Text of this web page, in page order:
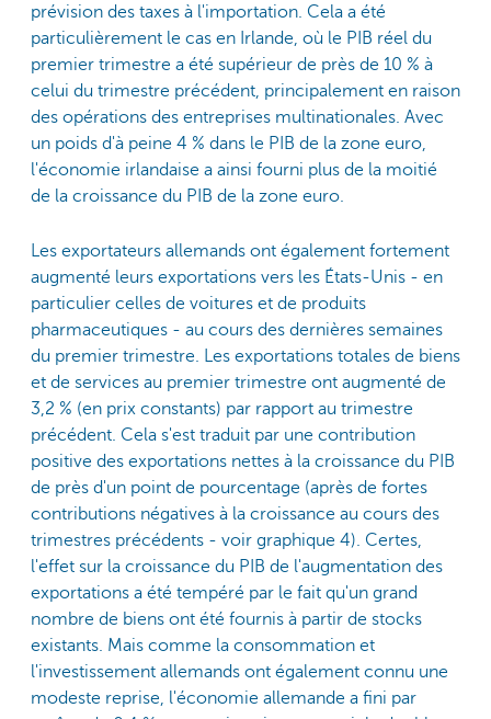
prévision des taxes à l'importation. Cela a été
particulièrement le cas en Irlande, où le PIB réel du
premier trimestre a été supérieur de près de 10 % à
celui du trimestre précédent, principalement en raison
des opérations des entreprises multinationales. Avec
un poids d'à peine 4 % dans le PIB de la zone euro,
l'économie irlandaise a ainsi fourni plus de la moitié
de la croissance du PIB de la zone euro.
Les exportateurs allemands ont également fortement
augmenté leurs exportations vers les États-Unis - en
particulier celles de voitures et de produits
pharmaceutiques - au cours des dernières semaines
du premier trimestre. Les exportations totales de biens
et de services au premier trimestre ont augmenté de
3,2 % (en prix constants) par rapport au trimestre
précédent. Cela s'est traduit par une contribution
positive des exportations nettes à la croissance du PIB
de près d'un point de pourcentage (après de fortes
contributions négatives à la croissance au cours des
trimestres précédents - voir graphique 4). Certes,
l'effet sur la croissance du PIB de l'augmentation des
exportations a été tempéré par le fait qu'un grand
nombre de biens ont été fournis à partir de stocks
existants. Mais comme la consommation et
l'investissement allemands ont également connu une
modeste reprise, l'économie allemande a fini par